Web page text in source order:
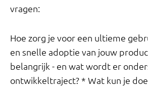
vragen:
Hoe zorg je voor een ultieme
en snelle adoptie van jouw
belangrijk - en wat wordt er
ontwikkeltraject? * Wat kun je